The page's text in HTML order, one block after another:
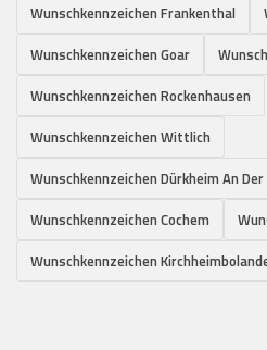
Wunschkennzeichen Frankenthal
Wunschkennzeichen Goar
Wunschkennzeichen Rockenhausen
Wunschkennzeichen Wittlich
Wunschkennzeichen Dürkheim An
Wunschkennzeichen Cochem
Wunschkennzeichen